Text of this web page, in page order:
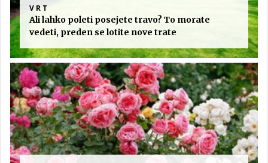
VRT
Ali lahko poleti posejete travo? To morate
vedeti, preden se lotite nove trate